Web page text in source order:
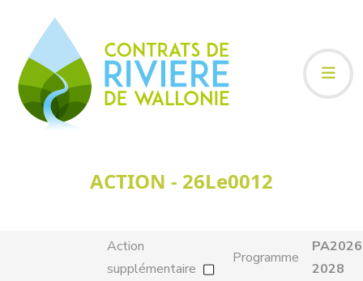
ACTION - 26Le0012
Action
supplémentaire
Programme
2028